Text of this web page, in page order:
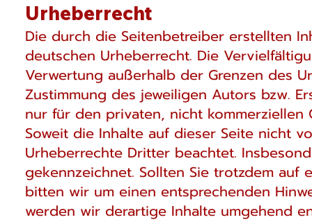
Urheberrecht
Die durch die Seitenbetreiber erstellten
deutschen Urheberrecht. Die
Verwertung außerhalb der Grenzen des
Zustimmung des jeweiligen Autors bzw.
nur für den privaten, nicht kommerziellen
Soweit die Inhalte auf dieser Seite nicht
Urheberrechte Dritter beachtet.
gekennzeichnet. Sollten Sie trotzdem auf
bitten wir um einen entsprechenden
werden wir derartige Inhalte umgehend